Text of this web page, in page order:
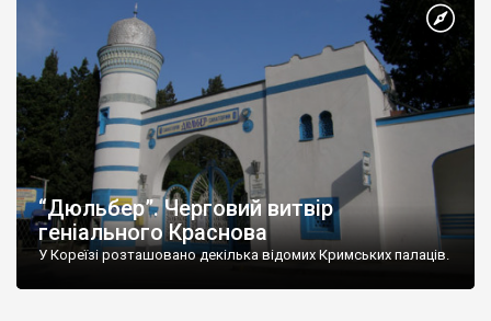
“Дюльбер”. Черговий витвір
геніального Краснова
У Кореїзі розташовано декілька відомих Кримських палаців.